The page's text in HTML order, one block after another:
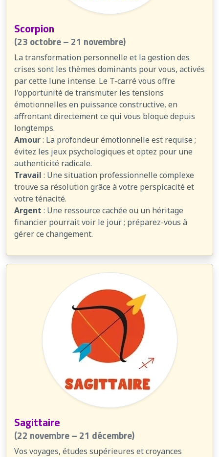
Scorpion
(23 octobre – 21 novembre)
La transformation personnelle et la gestion des
crises sont les thèmes dominants pour vous, activés
par cette lune intense. Le T-carré vous offre
l'opportunité de transmuter les tensions
émotionnelles en puissance constructive, en
affrontant directement ce qui vous bloque depuis
longtemps.
Amour: La profondeur émotionnelle est requise ;
évitez les jeux psychologiques et optez pour une
authenticité radicale.
Travail : Une situation professionnelle complexe
trouve sa résolution grâce à votre perspicacité et
votre ténacité.
Argent : Une ressource cachée ou un héritage
financier pourrait voir le jour ; préparez-vous à
gérer ce changement.
Sagittaire
(22 novembre – 21 décembre)
Vos voyages, études supérieures et croyances